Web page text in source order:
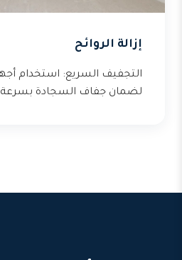
إزالة الروائح
التجفيف السريع: استخدام
لضمان جفاف السجادة بسرعة